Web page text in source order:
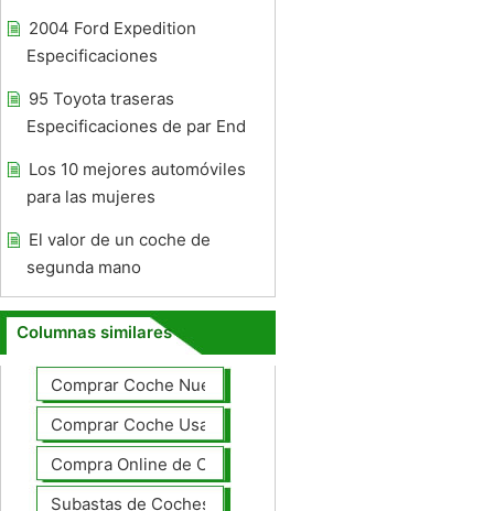
2004 Ford Expedition
Especificaciones
95 Toyota traseras
Especificaciones de par End
Los 10 mejores automóviles
para las mujeres
El valor de un coche de
segunda mano
Columnas similares
Comprar Coche Nuevo
Comprar Coche Usado
Compra Online de Coches
Subastas de Coches